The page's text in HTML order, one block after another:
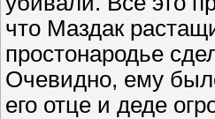
что Маздак
простонародье
Очевидно, ему
его отце и деде